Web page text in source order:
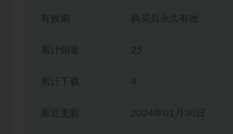
有效期 购买后永久有效
累计销量 25
累计下载 4
2024年01月30日